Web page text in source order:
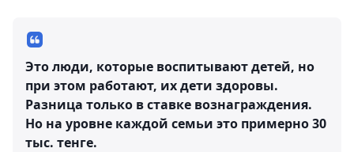
Это люди, которые воспитывают детей, но
при этом работают, их дети здоровы.
Разница только в ставке вознаграждения.
Но на уровне каждой семьи это примерно 30
тыс. тенге.